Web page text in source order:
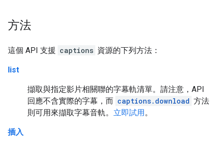
方法
這個 API 支援 captions 資源的下列方法：
list
擷取與指定影片相關聯的字幕軌清單。請注意，API
回應不含實際的字幕，而 captions.download 方法
則可用來擷取字幕音軌。 立即試用。
插入